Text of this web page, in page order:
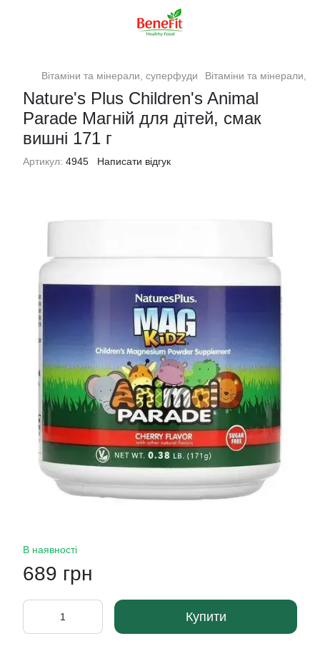
Вітаміни та мінерали, суперфуди Вітаміни та мінерали,
Nature's Plus Children's Animal
Parade Магній для дітей, смак
вишні 171 г
Артикул: 4945 Написати відгук
В наявності
689 грн
Купити